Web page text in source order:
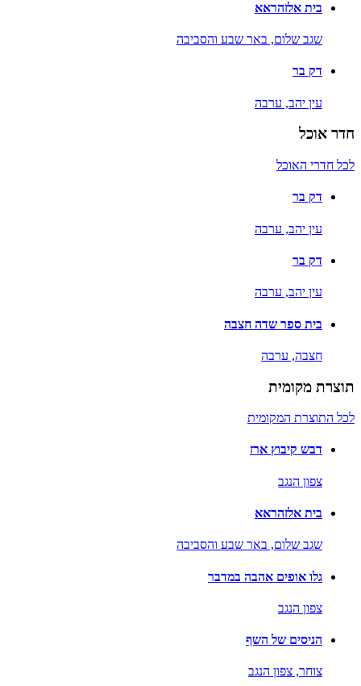
בית אלזהראא
שגב שלום, באר שבע והסביבה
דק בר
עין יהב, ערבה
חדר אוכל
לכל חדרי האוכל
דק בר
עין יהב, ערבה
דק בר
עין יהב, ערבה
בית ספר שדה חצבה
חצבה, ערבה
תוצרת מקומית
לכל התוצרת המקומית
דבש קיבוץ ארז
צפון הנגב
בית אלזהראא
שגב שלום, באר שבע והסביבה
גלו אופים אהבה במדבר
צפון הנגב
הניסים של השף
צוחר, צפון הנגב